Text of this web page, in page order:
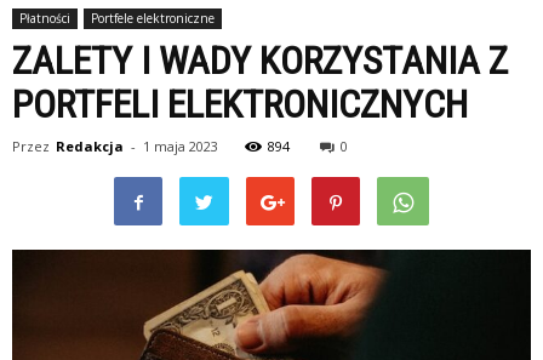
Płatności Portfele elektroniczne
ZALETY I WADY KORZYSTANIA Z
PORTFELI ELEKTRONICZNYCH
Przez Redakcja - 1 maja 2023 894 0